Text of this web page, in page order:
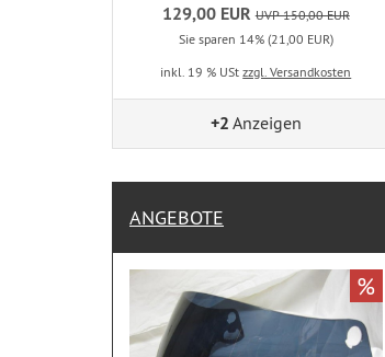
129,00 EUR UVP 150,00 EUR
Sie sparen 14% (21,00 EUR)
inkl. 19 % UStzzgl. Versandkosten
+2 Anzeigen
ANGEBOTE
%